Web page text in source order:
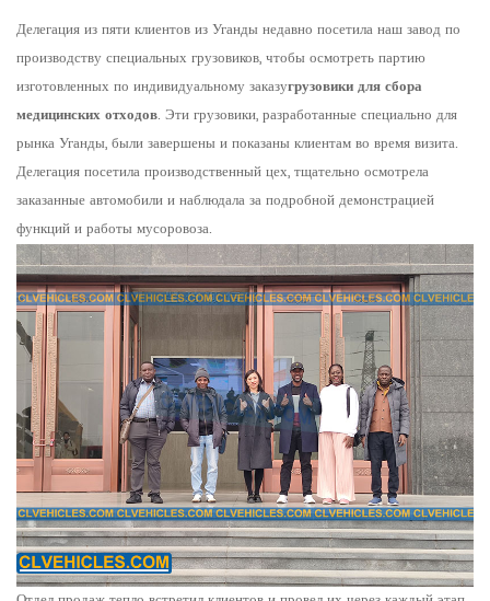
Делегация из пяти клиентов из Уганды недавно посетила наш завод по
производству специальных грузовиков, чтобы осмотреть партию
изготовленных по индивидуальному заказугрузовики для сбора
медицинских отходов. Эти грузовики, разработанные специально для
рынка Уганды, были завершены и показаны клиентам во время визита.
Делегация посетила производственный цех, тщательно осмотрела
заказанные автомобили и наблюдала за подробной демонстрацией
функций и работы мусоровоза.